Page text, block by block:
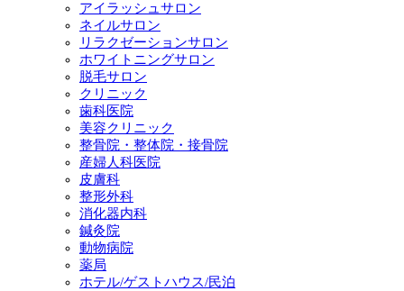
アイラッシュサロン
ネイルサロン
リラクゼーションサロン
ホワイトニングサロン
脱毛サロン
クリニック
歯科医院
美容クリニック
整骨院・整体院・接骨院
産婦人科医院
皮膚科
整形外科
消化器内科
鍼灸院
動物病院
薬局
ホテル/ゲストハウス/民泊